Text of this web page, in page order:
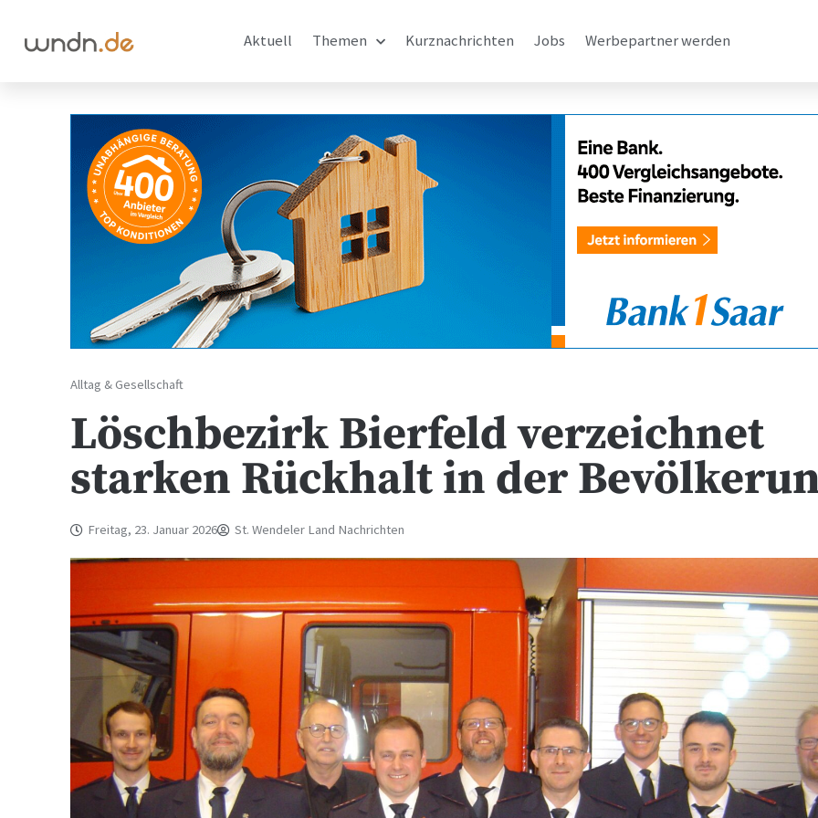
Aktuell Themen Kurznachrichten Jobs Werbepartner werden
Alltag & Gesellschaft
Löschbezirk Bierfeld verzeichnet
starken Rückhalt in der
Freitag, 23. Januar 2026 St. Wendeler Land Nachrichten